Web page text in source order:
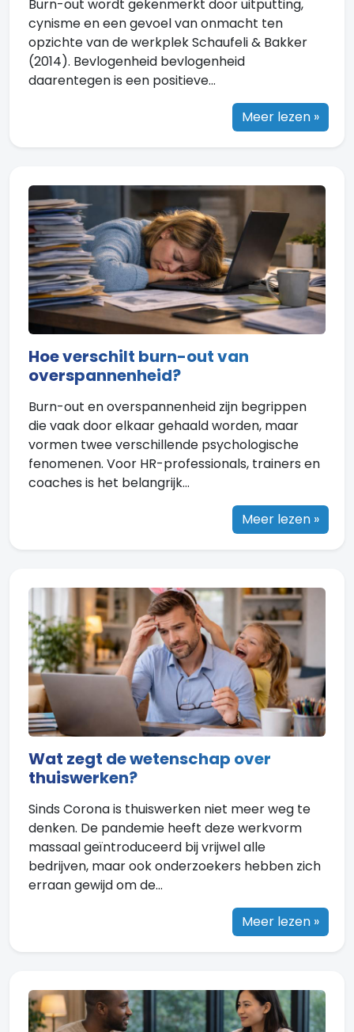
Burn-out wordt gekenmerkt door uitputting,
cynisme en een gevoel van onmacht ten
opzichte van de werkplek Schaufeli & Bakker
(2014). Bevlogenheid bevlogenheid
daarentegen is een positieve...
Meer lezen »
Hoe verschilt burn-out van
overspannenheid?
Burn-out en overspannenheid zijn begrippen
die vaak door elkaar gehaald worden, maar
vormen twee verschillende psychologische
fenomenen. Voor HR-professionals, trainers en
coaches is het belangrijk...
Meer lezen »
Wat zegt de wetenschap over
thuiswerken?
Sinds Corona is thuiswerken niet meer weg te
denken. De pandemie heeft deze werkvorm
massaal geïntroduceerd bij vrijwel alle
bedrijven, maar ook onderzoekers hebben zich
erraan gewijd om de...
Meer lezen »